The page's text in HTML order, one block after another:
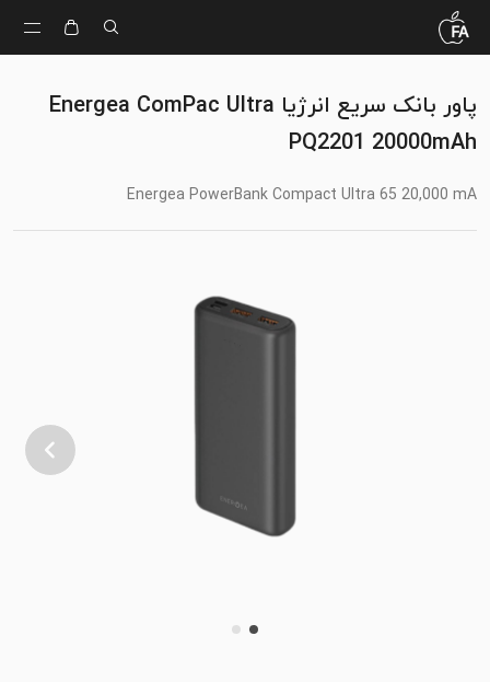
پاور بانک سریع انرژیا Energea ComPac Ultra
PQ2201 20000mAh
Energea PowerBank Compact Ultra 65 20,000 mA